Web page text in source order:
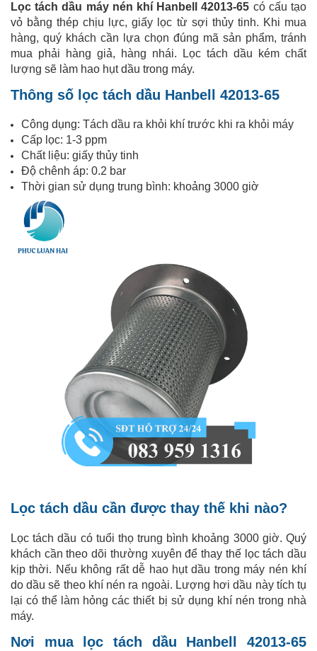
Lọc tách dầu máy nén khí Hanbell 42013-65 có cấu tạo
vỏ bằng thép chịu lực, giấy lọc từ sợi thủy tinh. Khi mua
hàng, quý khách cần lựa chọn đúng mã sản phẩm, tránh
mua phải hàng giả, hàng nhái. Lọc tách dầu kém chất
lượng sẽ làm hao hụt dầu trong máy.
Thông số lọc tách dầu Hanbell 42013-65
Công dụng: Tách dầu ra khỏi khí trước khi ra khỏi máy
Cấp lọc: 1-3 ppm
Chất liệu: giấy thủy tinh
Độ chênh áp: 0.2 bar
Thời gian sử dụng trung bình: khoảng 3000 giờ
Lọc tách dầu cần được thay thế khi nào?
Lọc tách dầu có tuổi thọ trung bình khoảng 3000 giờ. Quý
khách cần theo dõi thường xuyên để thay thế lọc tách dầu
kịp thời. Nếu không rất dễ hao hụt dầu trong máy nén khí
do dầu sẽ theo khí nén ra ngoài. Lượng hơi dầu này tích tụ
lại có thể làm hỏng các thiết bị sử dụng khí nén trong nhà
máy.
Nơi mua lọc tách dầu Hanbell 42013-65